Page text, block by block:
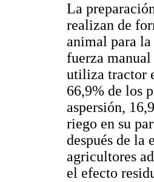
La
realizan de
animal para
fuerza
utiliza tractor
66,9% de los
aspersión,
riego en su
después de la
agricultores
el efecto